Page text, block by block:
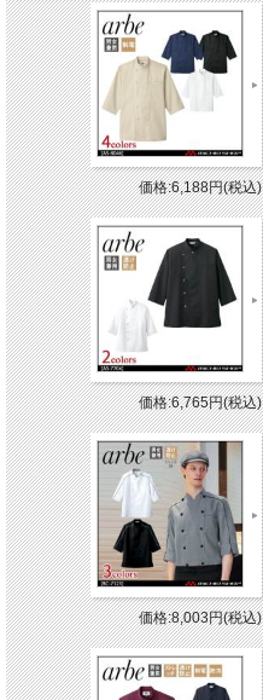
価格:6,188円(税込)
価格:6,765円(税込)
価格:8,003円(税込)